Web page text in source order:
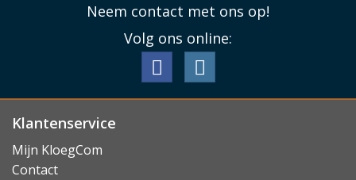
Neem contact met ons op!
Volg ons online:
Klantenservice
Mijn KloegCom
Contact